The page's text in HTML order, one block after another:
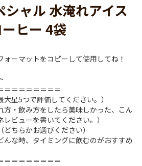
シャル 水淹れアイス
ーヒー 4袋
ォーマットをコピーして使用してね！
＝＝＝＝＝＝＝＝
5つで評価してください。）
方・飲み方をしたら美味しかった、こん
ビューを書いてください。）
どちらかお選びください）
んな時、タイミングに飲むのがおすすめ
＝＝＝＝＝＝＝＝